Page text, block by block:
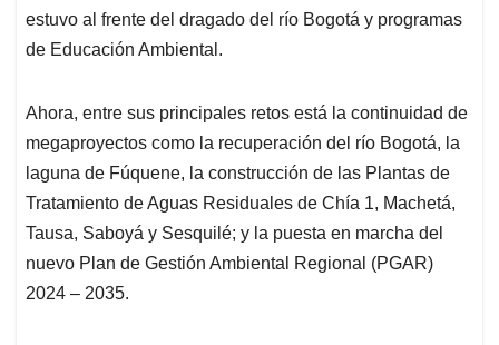
estuvo al frente del dragado del río Bogotá y programas
de Educación Ambiental.
Ahora, entre sus principales retos está la continuidad de
megaproyectos como la recuperación del río Bogotá, la
laguna de Fúquene, la construcción de las Plantas de
Tratamiento de Aguas Residuales de Chía 1, Machetá,
Tausa, Saboyá y Sesquilé; y la puesta en marcha del
nuevo Plan de Gestión Ambiental Regional (PGAR)
2024 – 2035.